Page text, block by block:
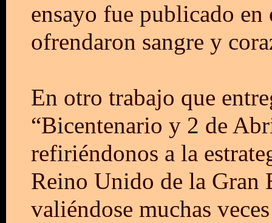
ensayo fue publicado
ofrendaron sangre y
En otro trabajo que
“Bicentenario y 2 de
refiriéndonos a la
Reino Unido de la Gran
valiéndose muchas